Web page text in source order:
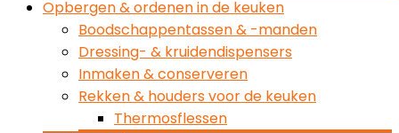
Opbergen & ordenen in de keuken
Boodschappentassen & -manden
Dressing- & kruidendispensers
Inmaken & conserveren
Rekken & houders voor de keuken
Thermosflessen